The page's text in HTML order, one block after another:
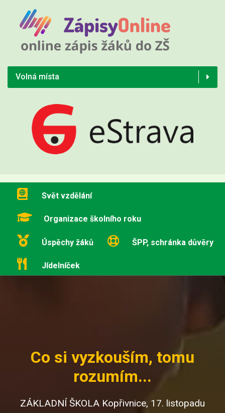
Volná místa
Svět vzdělání
Organizace školního roku
Úspěchy žáků ŠPP, schránka důvěry
Jídelníček
Co si vyzkouším, tomu
rozumím...
ZÁKLADNÍ ŠKOLA Kopřivnice, 17. listopadu